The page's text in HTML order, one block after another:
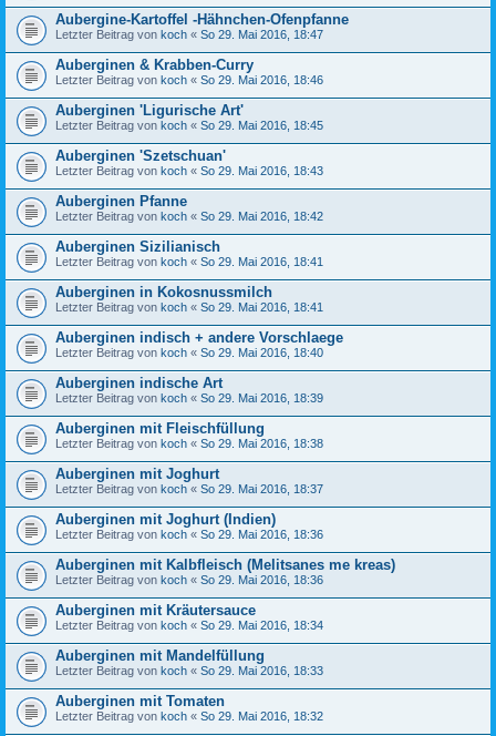
Aubergine-Kartoffel -Hähnchen-Ofenpfanne
Letzter Beitrag von koch « So 29. Mai 2016, 18:47
Auberginen & Krabben-Curry
Letzter Beitrag von koch « So 29. Mai 2016, 18:46
Auberginen 'Ligurische Art'
Letzter Beitrag von koch « So 29. Mai 2016, 18:45
Auberginen 'Szetschuan'
Letzter Beitrag von koch « So 29. Mai 2016, 18:43
Auberginen Pfanne
Letzter Beitrag von koch « So 29. Mai 2016, 18:42
Auberginen Sizilianisch
Letzter Beitrag von koch « So 29. Mai 2016, 18:41
Auberginen in Kokosnussmilch
Letzter Beitrag von koch « So 29. Mai 2016, 18:41
Auberginen indisch + andere Vorschlaege
Letzter Beitrag von koch « So 29. Mai 2016, 18:40
Auberginen indische Art
Letzter Beitrag von koch « So 29. Mai 2016, 18:39
Auberginen mit Fleischfüllung
Letzter Beitrag von koch « So 29. Mai 2016, 18:38
Auberginen mit Joghurt
Letzter Beitrag von koch « So 29. Mai 2016, 18:37
Auberginen mit Joghurt (Indien)
Letzter Beitrag von koch « So 29. Mai 2016, 18:36
Auberginen mit Kalbfleisch (Melitsanes me kreas)
Letzter Beitrag von koch « So 29. Mai 2016, 18:36
Auberginen mit Kräutersauce
Letzter Beitrag von koch « So 29. Mai 2016, 18:34
Auberginen mit Mandelfüllung
Letzter Beitrag von koch « So 29. Mai 2016, 18:33
Auberginen mit Tomaten
Letzter Beitrag von koch « So 29. Mai 2016, 18:32